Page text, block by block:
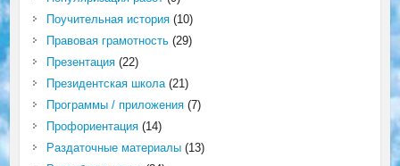
Поучительная история(10)
Правовая грамотность(29)
Презентация(22)
Президентская школа(21)
Программы / приложения(7)
Профориентация(14)
Раздаточные материалы(13)